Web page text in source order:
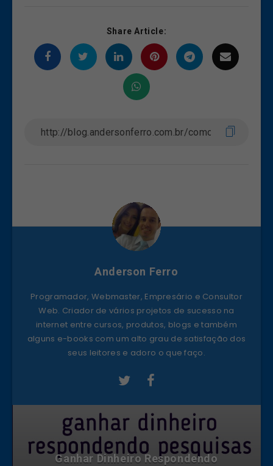
Share Article:
Anderson Ferro
Programador, Webmaster, Empresário e Consultor
Web. Criador de vários projetos de sucesso na
internet entre cursos, produtos, blogs e também
alguns e-books com um alto grau de satisfação dos
seus leitores e adoro o que faço.
Ganhar Dinheiro Respondendo